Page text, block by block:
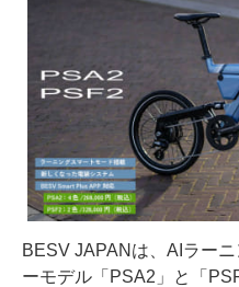
BESV JAPANは、AIラー
ーモデル「PSA2」と「